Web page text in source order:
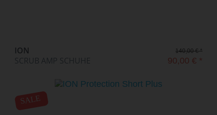
ION
SCRUB AMP SCHUHE
140,00 € *
90,00 € *
SALE